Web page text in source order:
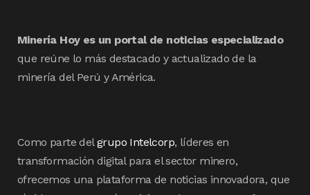
Minería Hoy es un portal de noticias especializado
que reúne lo más destacado y actualizado de la
minería del Perú y América.
Como parte delgrupo Intelcorp, líderes en
transformación digital para el sector minero,
ofrecemos una plataforma de noticias innovadora, que